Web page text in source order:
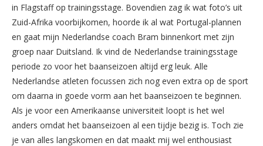
in Flagstaff op trainingsstage. Bovendien zag ik wat foto’s uit
Zuid-Afrika voorbijkomen, hoorde ik al wat Portugal-plannen
en gaat mijn Nederlandse coach Bram binnenkort met zijn
groep naar Duitsland. Ik vind de Nederlandse trainingsstage
periode zo voor het baanseizoen altijd erg leuk. Alle
Nederlandse atleten focussen zich nog even extra op de sport
om daarna in goede vorm aan het baanseizoen te beginnen.
Als je voor een Amerikaanse universiteit loopt is het wel
anders omdat het baanseizoen al een tijdje bezig is. Toch zie
je van alles langskomen en dat maakt mij wel enthousiast